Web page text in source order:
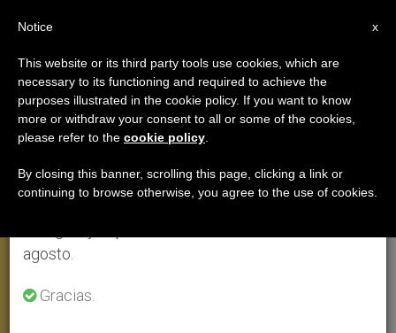
AUDIENCIA GENERAL, PAPA LEÓN XIV
El Papa León XIV Presidió La Audiencia General En La Plaza De San
×
Aviso importante
Del 27 de julio al 7 de agosto haremos la pausa
anual, aprovechando que en el periodo de verano
se generan menos informaciones y también el
agosto.
Gracias.
x
Notice
This website or its third party tools use cookies, which are
necessary to its functioning and required to achieve the
purposes illustrated in the cookie policy. If you want to know
more or withdraw your consent to all or some of the cookies,
please refer to the cookie policy
By closing this banner, scrolling this page, clicking a link or
continuing to browse otherwise, you agree to the use of cookies.